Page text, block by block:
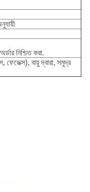
নিশ্চিত করা.
ফেডেক্স), বায়ু দ্বারা, সমুদ্র